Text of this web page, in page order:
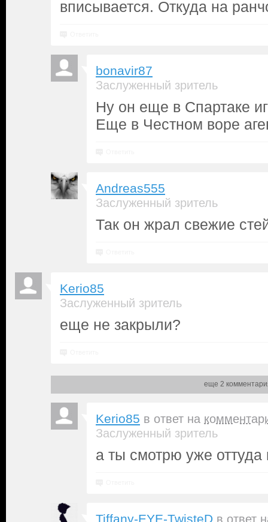
вписывается. Откуда на
bonavir87
Заслуженный зритель
Ну он еще в Спартаке
Еще в Честном воре
Andreas555
Заслуженный зритель
Так он жрал свежие
Kerio85
Заслуженный зритель
еще не закрыли?
еще 2
Kerio85 в ответ на
Заслуженный зритель
а ты смотрю уже
Tiffany-EYE-TwisteD в ответ